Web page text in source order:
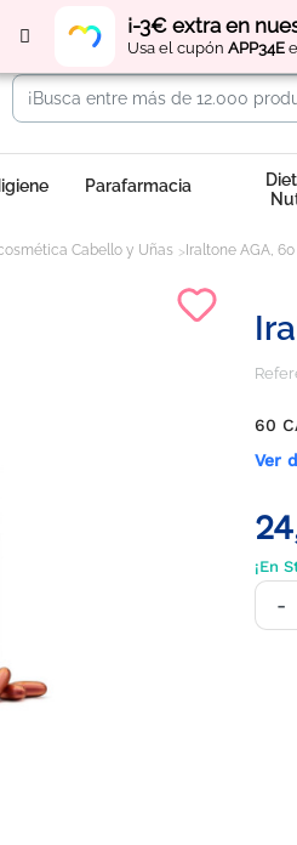
¡-3€ extra en
Usa el cupón APP34E
Parafarmacia
Cabello y Uñas Iraltone AGA,
60
Ver
¡En
-